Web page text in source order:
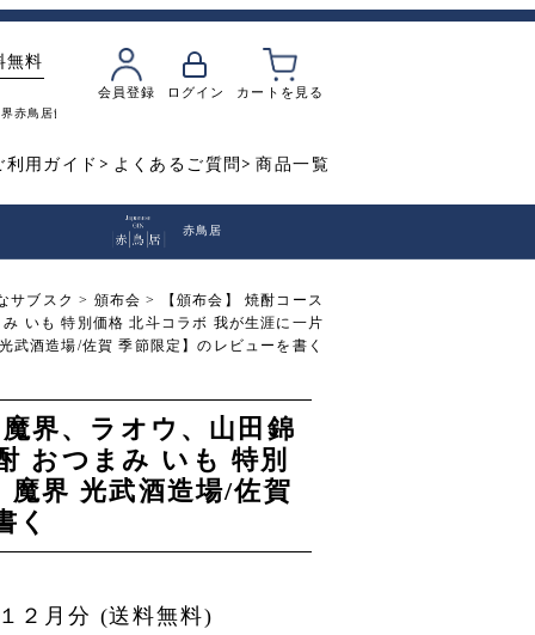
会員登録 ログイン カートを見る
無料
赤鳥居飲み比べ
利用ガイド よくあるご質問 商品一覧
赤鳥居
サブスク 頒布会
【頒布会】 焼酎コース
いも 特別価格 北斗コラボ 我が生涯に一片
武酒造場/佐賀 季節限定】のレビューを書く
界、ラオウ、山田錦
おつまみ いも 特別
界 光武酒造場/佐賀
く
２月分 (送料無料)